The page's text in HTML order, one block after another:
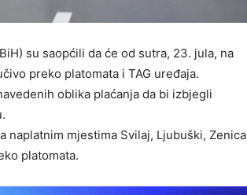
su saopćili da će od sutra, 23. jula, na
preko platomata i TAG uređaja.
oblika plaćanja da bi izbjegli
naplatnim mjestima Svilaj, Ljubuški, Zenica
platomata.